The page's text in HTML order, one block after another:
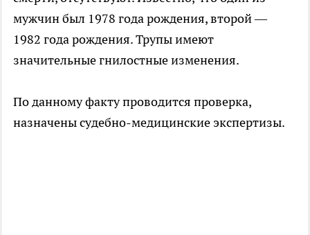
мужчин был 1978 года рождения, второй —
1982 года рождения. Трупы имеют
значительные гнилостные изменения.
По данному факту проводится проверка,
назначены судебно-медицинские экспертизы.